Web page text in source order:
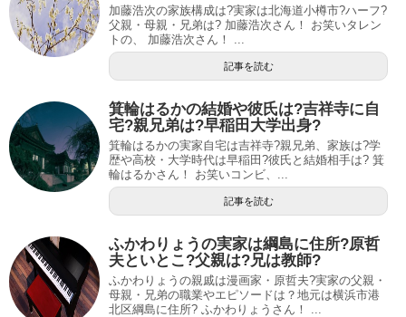
加藤浩次の家族構成は?実家は北海道小樽市?ハーフ?
父親・母親・兄弟は? 加藤浩次さん！ お笑いタレン
トの、 加藤浩次さん！ ...
記事を読む
箕輪はるかの結婚や彼氏は?吉祥寺に自
宅?親兄弟は?早稲田大学出身?
箕輪はるかの実家自宅は吉祥寺?親兄弟、家族は?学
歴や高校・大学時代は早稲田?彼氏と結婚相手は? 箕
輪はるかさん！ お笑いコンビ、...
記事を読む
ふかわりょうの実家は綱島に住所?原哲
夫といとこ?父親は?兄は教師?
ふかわりょうの親戚は漫画家・原哲夫?実家の父親・
母親・兄弟の職業やエピソードは？地元は横浜市港
北区綱島に住所? ふかわりょうさん！ ...